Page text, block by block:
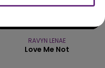
RAVYN LENAE
Love Me Not